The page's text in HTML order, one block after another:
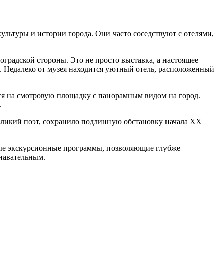
и истории города. Они часто соседствуют с отелями,
стороны. Это не просто выставка, а настоящее
от музея находится уютный отель, расположенный
на смотровую площадку с панорамным видом на город.
поэт, сохранило подлинную обстановку начала XX
экскурсионные программы, позволяющие глубже